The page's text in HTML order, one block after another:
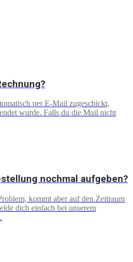
per E-Mail zugeschickt,
wurde. Falls du die Mail nicht
nochmal aufgeben?
kommt aber auf den Zeitraum
dich einfach bei unserem